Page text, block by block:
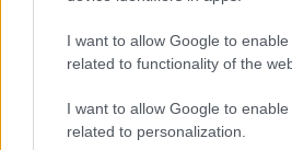
I want to allow Google to
related to functionality of the
I want to allow Google to
related to personalization.
Mi láttuk ezt a sikert, és
hogyan lehetne ezt
megcsinálni, felmértük,
fogadókészség lenne rá